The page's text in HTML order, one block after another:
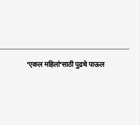
'एकल महिलां'साठी पुढचे पाऊल